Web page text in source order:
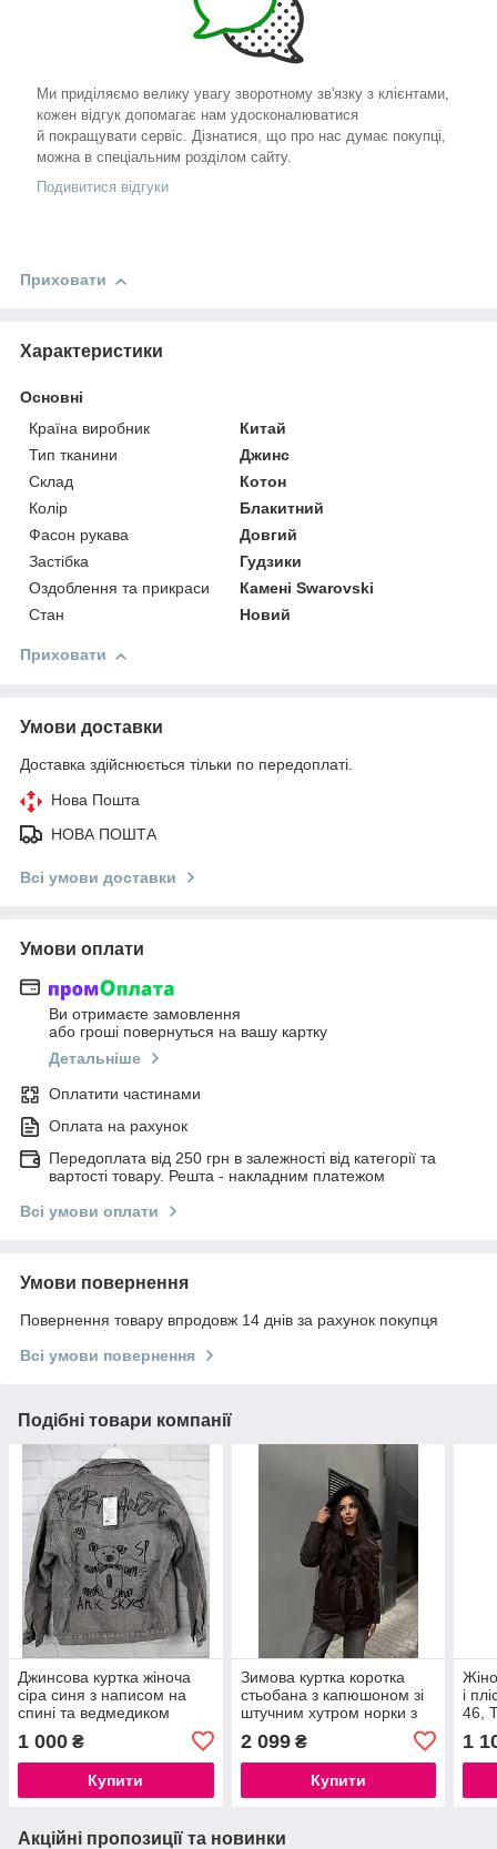
Ми приділяємо велику увагу зворотному зв'язку з клієнтами,
кожен відгук допомагає нам удосконалюватися
й покращувати сервіс. Дізнатися, що про нас думає покупці,
можна в спеціальним розділом сайту.
Подивитися відгуки
Приховати
Характеристики
Основні
Країна виробник
Китай
Тип тканини
Джинс
Склад
Котон
Колір
Блакитний
Фасон рукава
Довгий
Застібка
Гудзики
Оздоблення та прикраси
Камені Swarovski
Стан
Новий
Приховати
Умови доставки
Доставка здійснюється тільки по передоплаті.
Нова Пошта
НОВА ПОШТА
Всі умови доставки
Умови оплати
Ви отримаєте замовлення
або гроші повернуться на вашу картку
Детальніше
Оплатити частинами
Оплата на рахунок
Передоплата від 250 грн в залежності від категорії та
вартості товару. Решта - накладним платежом
Всі умови оплати
Умови повернення
Повернення товару впродовж 14 днів за рахунок покупця
Всі умови повернення
Подібні товари компанії
Джинсова куртка жіноча
сіра синя з написом на
спині та ведмедиком
1 000 ₴
Купити
Зимова куртка коротка
стьобана з капюшоном зі
штучним хутром норки з
поясом, розміри S, M, L
2 099₴
Купити
і
46,
1
Акційні пропозиції та новинки